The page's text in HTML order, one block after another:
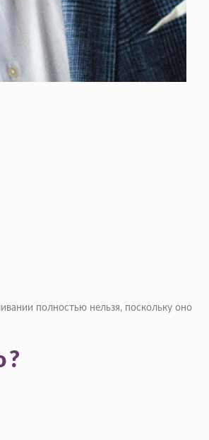
полностью нельзя, поскольку оно